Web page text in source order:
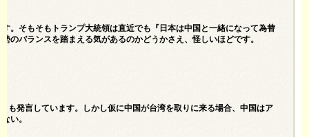
。そもそもトランプ大統領は直近でも『日本は中国と一緒になって為替
のバランスを踏まえる気があるのかどうかさえ、怪しいほどです。
も発言しています。しかし仮に中国が台湾を取りに来る場合、中国はア
い。